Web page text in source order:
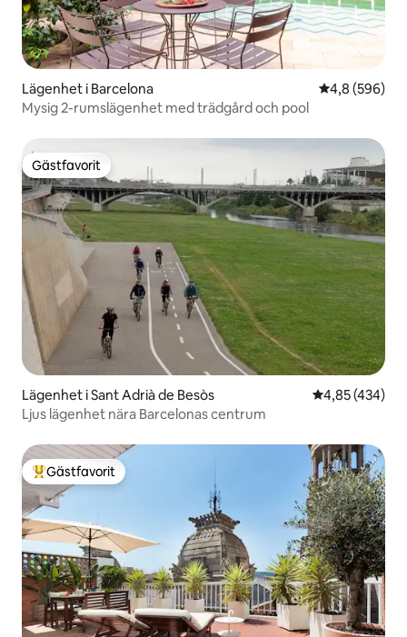
Lägenhet i Barcelona 4,8 av 5 i
4,8 (596)
Mysig 2-rumslägenhet med trädgård och pool
Gästfavorit
Gästfavorit
Lägenhet i Sant Adrià de Besòs 4,85 av 5 i
4,85 (434)
Ljus lägenhet nära Barcelonas centrum
Populär gästfavorit
Gästfavorit